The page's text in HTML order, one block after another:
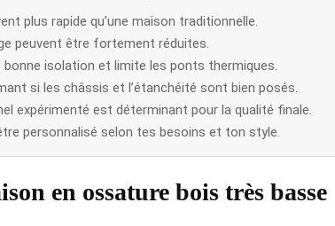
plus rapide qu’une maison traditionnelle.
peuvent être fortement réduites.
isolation et limite les ponts thermiques.
si les châssis et l’étanchéité sont bien posés.
expérimenté est déterminant pour la qualité finale.
personnalisé selon tes besoins et ton style.
en ossature bois très basse